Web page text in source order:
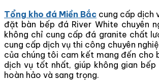
Tổng kho đá Miền Bắc cung cấp dịch
đặt bàn bếp đá River White chuyên
không chỉ cung cấp đá granite chất
cung cấp dịch vụ thi công chuyên
của chúng tôi cam kết mang đến cho
dịch vụ tốt nhất, giúp không gian
hoàn hảo và sang trọng.